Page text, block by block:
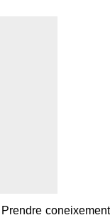
coneixement